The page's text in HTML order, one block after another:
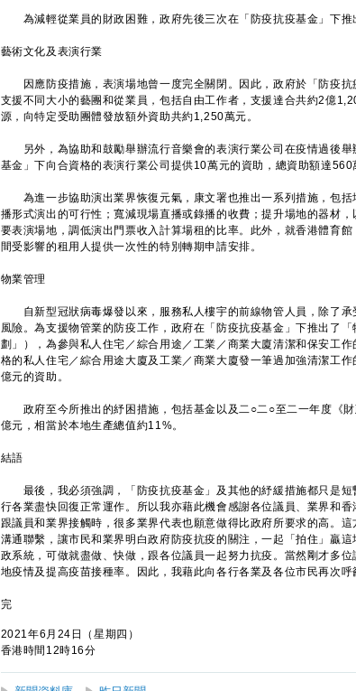
為減輕從業員的財政困難，政府先後三次在「防疫抗疫基金」下推
藝術文化及表演行業
因應防疫措施，表演場地曾一度完全關閉。因此，政府於「防疫抗
支援不同大小的藝團和從業員，包括自由工作者，支援達合共約2億
源，向特定受助團體發放額外資助共約1,250萬元。
另外，為協助和鼓勵舉辦流行音樂會的表演行業公司在疫情過後舉
基金」下向合資格的表演行業公司提供10萬元的資助，總資助額達560
為進一步協助演出業界恢復元氣，康文署也推出一系列措施，包括
播形式演出的可行性；寬減現場直播或錄播的收費；提升場地的器材
要表演場地，調低演出門票收入計算場租的比率。此外，就香港體育
間受影響的租用人提供一次性的特別轉期申請安排。
物業管理
自新型冠狀病毒爆發以來，服務私人樓宇的前線物管人員，除了承
風險。為支援物管業的防疫工作，政府在「防疫抗疫基金」下推出了
劃」），為參與私人住宅／綜合用途／工業／商業大廈清潔和保安工
格的私人住宅／綜合用途大廈及工業／商業大廈發一筆過加強清潔工
億元的資助。
政府至今所推出的紓困措施，包括基金以及二○二○至二一年度《
億元，相當於本地生產總值約11%。
結語
最後，我必須強調，「防疫抗疫基金」及其他的紓緩措施都只是短
行各業盡快回復正常運作。所以我亦藉此機會感謝各位議員、業界和
跟議員和業界接觸時，很多業界代表也願意做得比政府所要求的高。
溝通聯繫，讓市民和業界明白政府防疫抗疫的關注，一起「拍住」贏
政系統，可做就盡做、快做，跟各位議員一起努力抗疫。當然剛才多
地疫情及提高疫苗接種率。因此，我藉此向各行各業及各位市民再次呼
完
2021年6月24日（星期四）
香港時間12時16分